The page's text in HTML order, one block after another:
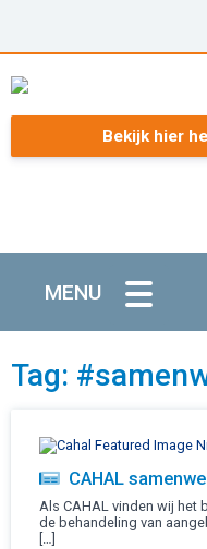
Bekijk hier
MENU
Tag:
CAHAL
Als CAHAL vinden wij het
de behandeling van
[…]